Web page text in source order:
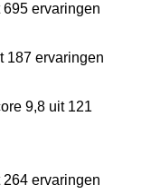
695 ervaringen
187 ervaringen
9,8 uit 121
264 ervaringen